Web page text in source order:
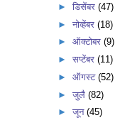
► डिसेंबर (47)
► नोव्हेंबर (18)
► ऑक्टोबर (9)
► सप्टेंबर (11)
► ऑगस्ट (52)
► जुलै (82)
► जून (45)